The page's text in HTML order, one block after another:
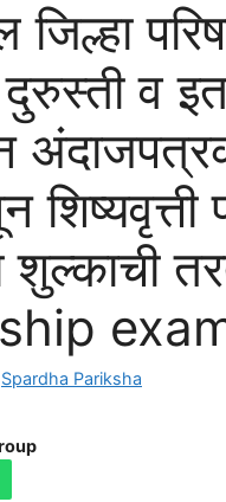
जिल्हा
व
Spardha Pariksha